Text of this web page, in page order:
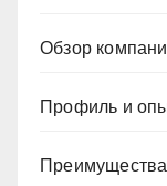
Обзор
Профиль и